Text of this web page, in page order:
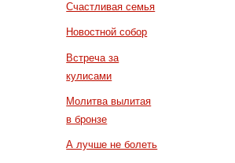
Счастливая семья
Новостной собор
Встреча за
кулисами
Молитва вылитая
в бронзе
А лучше не болеть